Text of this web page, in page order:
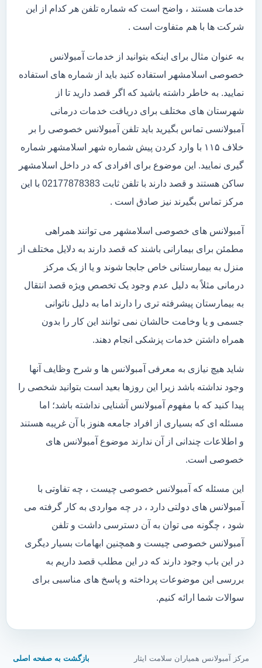
خدمات هستند ، واضح است که شماره تلفن هر کدام از این
شرکت ها با هم متفاوت است .
به عنوان مثال برای اینکه بتوانید از خدمات آمبولانس
خصوصی اسلامشهر استفاده کنید باید از شماره های استفاده
نمایید. به خاطر داشته باشید که اگر قصد دارید تا از
شهرستان های مختلف برای دریافت خدمات درمانی
آمبولانسی تماس بگیرید باید تلفن آمبولانس خصوصی را بر
خلاف ۱۱۵ با وارد کردن پیش شماره شهر اسلامشهر شماره
گیری نمایید. این موضوع برای افرادی که در داخل اسلامشهر
ساکن هستند و قصد دارند با تلفن ثابت 02177878383 با این
مرکز تماس بگیرند نیز صادق است .
آمبولانس های خصوصی اسلامشهر می توانند همراهی
مطمئن برای بیمارانی باشند که قصد دارند به دلایل مختلف از
منزل به بیمارستانی خاص جابجا شوند و یا از یک مرکز
درمانی مثلاً به دلیل عدم وجود یک تخصص ویژه قصد انتقال
به بیمارستان پیشرفته تری را دارند اما به دلیل ناتوانی
جسمی و یا وخامت حالشان نمی توانند این کار را بدون
همراه داشتن خدمات پزشکی انجام دهند.
شاید هیچ نیازی به معرفی آمبولانس ها و شرح وظایف آنها
وجود نداشته باشد زیرا این روزها بعید است بتوانید شخصی را
پیدا کنید که با مفهوم آمبولانس آشنایی نداشته باشد؛ اما
مسئله ای که بسیاری از افراد جامعه هنوز با آن غریبه هستند
و اطلاعات چندانی از آن ندارند موضوع آمبولانس های
خصوصی است.
این مسئله که آمبولانس خصوصی چیست ، چه تفاوتی با
آمبولانس های دولتی دارد ، در چه مواردی به کار گرفته می
شود ، چگونه می توان به آن دسترسی داشت و تلفن
آمبولانس خصوصی چیست و همچنین ابهامات بسیار دیگری
در این باب وجود دارند که در این مطلب قصد داریم به
بررسی این موضوعات پرداخته و پاسخ های مناسبی برای
سوالات شما ارائه کنیم.
مرکز آمبولانس همیاران سلامت ایثار بازگشت به صفحه اصلی